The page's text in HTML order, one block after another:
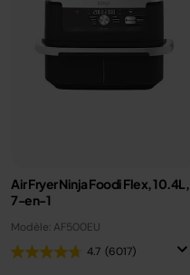
Air Fryer Ninja Foodi Flex, 10.4L,
7-en-1
Modèle: AF500EU
4.7 (6017)